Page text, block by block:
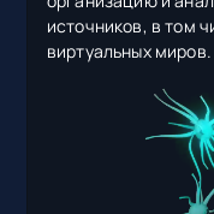
источников, в том
виртуальных миров.